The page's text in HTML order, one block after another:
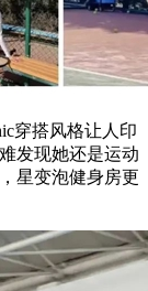
穿搭风格让人印
发现她还是运动
星变泡健身房更